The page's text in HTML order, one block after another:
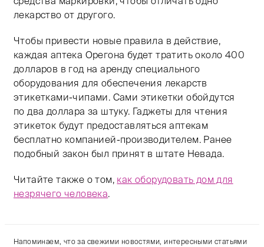
лекарство от другого.
Чтобы привести новые правила в действие,
каждая аптека Орегона будет тратить около 400
долларов в год на аренду специального
оборудования для обеспечения лекарств
этикетками-чипами. Сами этикетки обойдутся
по два доллара за штуку. Гаджеты для чтения
этикеток будут предоставляться аптекам
бесплатно компанией-производителем. Ранее
подобный закон был принят в штате Невада.
Читайте также о том, как оборудовать дом для
незрячего человека.
Напоминаем, что за свежими новостями, интересными статьями